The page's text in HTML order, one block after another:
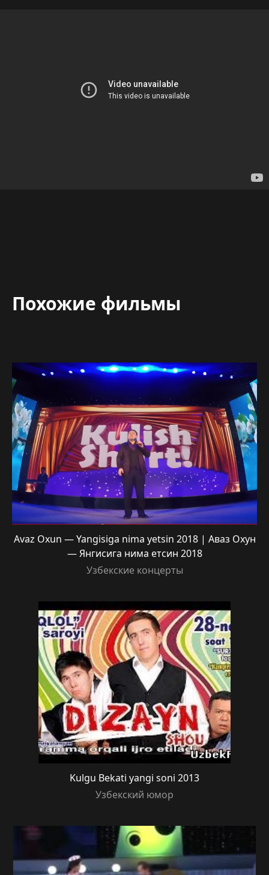
Похожие фильмы
Avaz Oxun — Yangisiga nima yetsin 2018 | Аваз Охун
— Янгисига нима етсин 2018
Узбекские концерты
Kulgu Bekati yangi soni 2013
Узбекский юмор